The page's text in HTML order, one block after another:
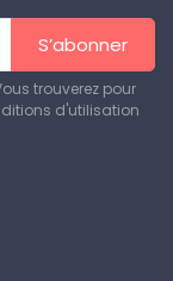
S’abonner
trouverez pour
d'utilisation